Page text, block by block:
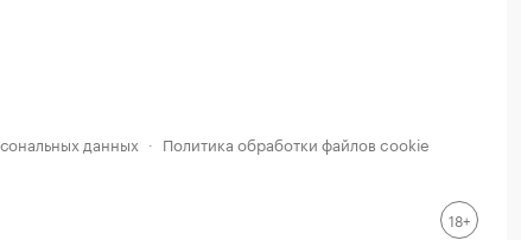
данных · Политика обработки файлов cookie
18+